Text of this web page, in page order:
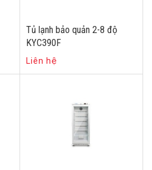
Tủ lạnh bảo quản 2-8 độ
KYC390F
Liên hệ